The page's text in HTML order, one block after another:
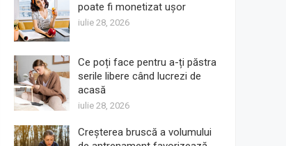
poate fi monetizat ușor
iulie 28, 2026
Ce poți face pentru a-ți păstra
serile libere când lucrezi de
acasă
iulie 28, 2026
Creșterea bruscă a volumului